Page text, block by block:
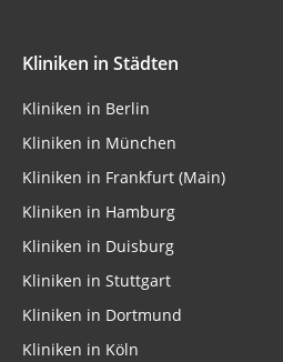
Kliniken in Städten
Kliniken in Berlin
Kliniken in München
Kliniken in Frankfurt (Main)
Kliniken in Hamburg
Kliniken in Duisburg
Kliniken in Stuttgart
Kliniken in Dortmund
Kliniken in Köln